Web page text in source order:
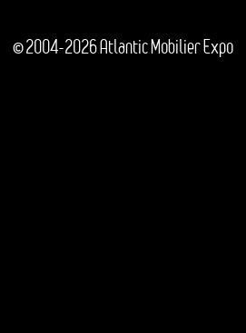
© 2004-2026 Atlantic Mobilier Expo